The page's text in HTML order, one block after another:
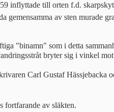
inflyttade till orten f.d.
av sten murade
"binamn" som i detta
bryter sig i vinkel
Carl Gustaf
fortfarande av släkten.